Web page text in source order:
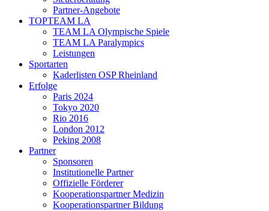
Partner-Angebote
TOPTEAM LA
TEAM LA Olympische Spiele
TEAM LA Paralympics
Leistungen
Sportarten
Kaderlisten OSP Rheinland
Erfolge
Paris 2024
Tokyo 2020
Rio 2016
London 2012
Peking 2008
Partner
Sponsoren
Institutionelle Partner
Offizielle Förderer
Kooperationspartner Medizin
Kooperationspartner Bildung